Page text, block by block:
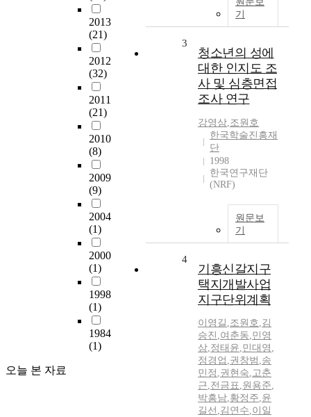
2013
(21)
2012
(32)
2011
(21)
2010
(8)
2009
(9)
2004
(1)
2000
(1)
1998
(1)
1984
(1)
오늘 본 자료
기
3
청소년의 성에
대한 인지도 조
사 및 심층면접
조사 연구
강영삼,조원호
한국학술진흥재
단
1998
한국연구재단
(NRF)
원문보
기
4
기흥신갈지구
택지개발사업
지구단위계획
이영길 ,조원호,김
승진 ,여춘동,민영
삼,정태윤,민대영 ,
정경업 ,권창범 ,송
민정 ,권현숙,고춘
근,전금표,원용준,
박흥남,황정주,윤
길선 ,김연수,이일